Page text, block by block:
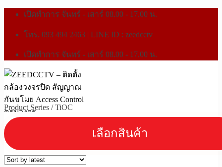
เปิดทำการ จันทร์ - เสาร์ 08.00 - 17.00 น.
โทร. 093 494 2463 | LINE ID : zeedcctv
เปิดทำการ จันทร์ - เสาร์ 08.00 - 17.00 น.
Product Series /TiOC